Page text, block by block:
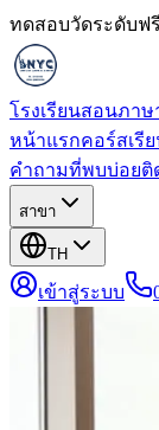
ทดสอบวัดระดับฟ
โรงเรียนสอนภาษ
หน้าแรกคอร์สเรี
คำถามที่พบบ่อยติ
สาขา
TH
เข้าสู่ระบบ